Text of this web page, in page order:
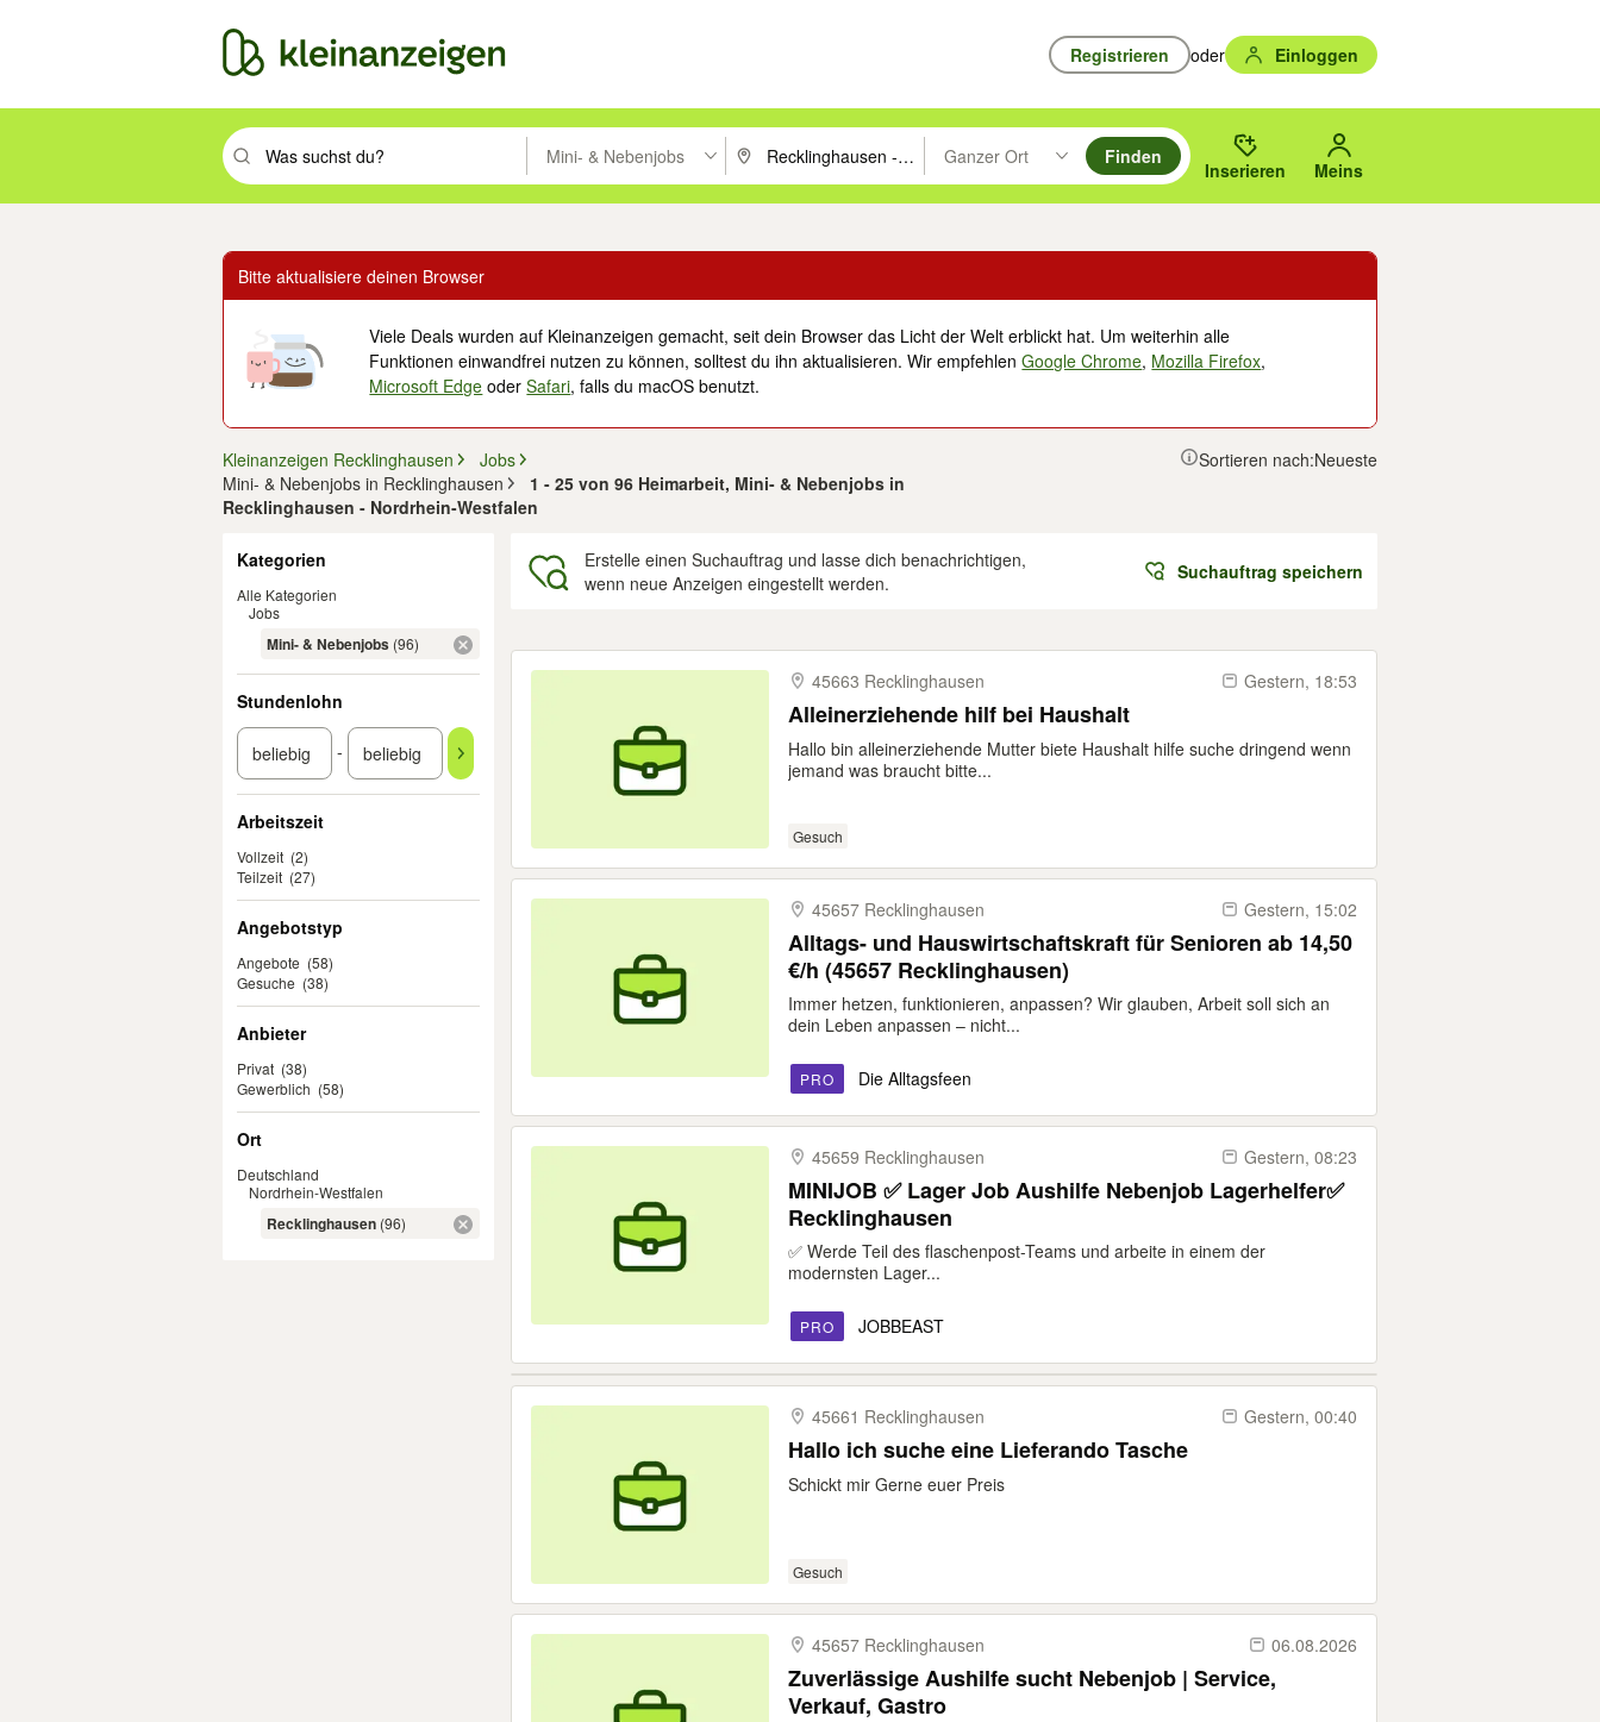
Registrieren oder Einloggen
Suchbegriff eingeben. Eingabetaste drücken um zu suchen, oder Vorschläge mit den Pfeiltasten nach oben/unten durchsuchen und mit Eingabetaste auswählen.
Mini- & Nebenjobs PLZ oder Ort eingeben. Eingabetaste drücken um zu suchen, oder Vorschläge mit den Pfeiltasten nach oben/
Ganzer Ort
Suche im Umkreis des gewählten Orts oder PLZ.
Finden
Inserieren Meins
Bitte aktualisiere deinen Browser
Viele Deals wurden auf Kleinanzeigen gemacht, seit dein Browser das Licht der Welt erblickt hat. Um weiterhin alle
Funktionen einwandfrei nutzen zu können, solltest du ihn aktualisieren. Wir empfehlenGoogle Chrome, Mozilla Firefox,
Microsoft Edge oderSafari, falls du macOS benutzt.
Kleinanzeigen Recklinghausen
Jobs
Mini- & Nebenjobs in Recklinghausen
1 - 25 von 96 Heimarbeit, Mini- & Nebenjobs in
Recklinghausen - Nordrhein-Westfalen
Sortieren nach:Neueste
Kategorien
Alle Kategorien
Jobs
Mini- & Nebenjobs (96)
Stundenlohn
-
Arbeitszeit
Vollzeit (2)
Teilzeit (27)
Angebotstyp
Angebote (58)
Gesuche (38)
Anbieter
Privat (38)
Gewerblich (58)
Ort
Deutschland
Nordrhein-Westfalen
Recklinghausen (96)
Erstelle einen Suchauftrag und lasse dich benachrichtigen,
wenn neue Anzeigen eingestellt werden.
Suchauftrag speichern
45663 Recklinghausen
Gestern, 18:53
Alleinerziehende hilf bei Haushalt
Hallo bin alleinerziehende Mutter biete Haushalt hilfe suche dringend wenn
jemand was braucht bitte...
Gesuch
45657 Recklinghausen Gestern, 15:02
Alltags- und Hauswirtschaftskraft für Senioren ab 14,50
€/h (45657 Recklinghausen)
Immer hetzen, funktionieren, anpassen? Wir glauben, Arbeit soll sich an
dein Leben anpassen – nicht...
PRO Die Alltagsfeen
45659 Recklinghausen Gestern, 08:23
MINIJOB ✅ Lager Job Aushilfe Nebenjob Lagerhelfer✅
Recklinghausen
✅ Werde Teil des flaschenpost-Teams und arbeite in einem der
modernsten Lager...
PRO JOBBEAST
45661 Recklinghausen Gestern, 00:40
Hallo ich suche eine Lieferando Tasche
Schickt mir Gerne euer Preis
Gesuch
45657 Recklinghausen 06.08.2026
Zuverlässige Aushilfe sucht Nebenjob | Service,
Verkauf, Gastro